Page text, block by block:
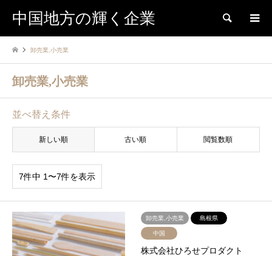
中国地方の輝く企業 検索
卸売業,小売業
卸売業,小売業
並べ替え条件
新しい順 古い順 閲覧数順
7件中 1〜7件を表示
卸売業,小売業 島根県
中国
株式会社ひろせプロダクト